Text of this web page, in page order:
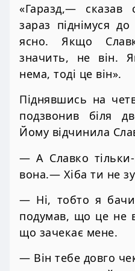
«Гаразд,—
зараз піднімуся
ясно. Якщо
значить, не він.
нема, тоді це він».
Піднявшись на
подзвонив біля
Йому відчинила
— А Славко
вона.— Хіба ти не
— Ні, тобто я
подумав, що це не
що зачекає мене.
— Він тебе довго